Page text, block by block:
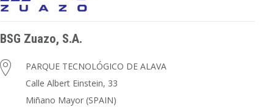
BSG Zuazo, S.A.
PARQUE TECNOLÓGICO DE ALAVA
Calle Albert Einstein, 33
Miñano Mayor (SPAIN)